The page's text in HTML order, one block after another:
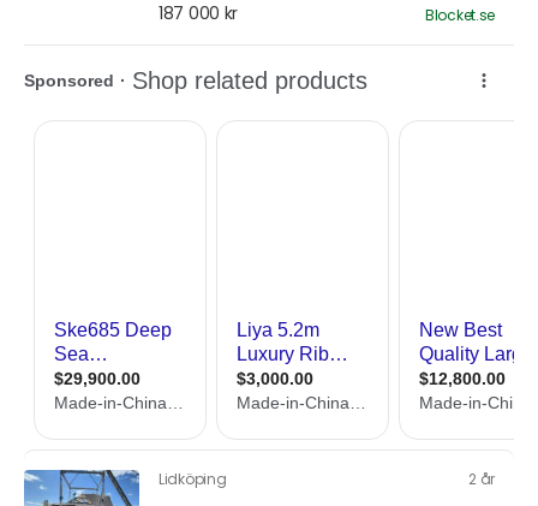
187 000 kr
Blocket.se
Lidköping 2 år